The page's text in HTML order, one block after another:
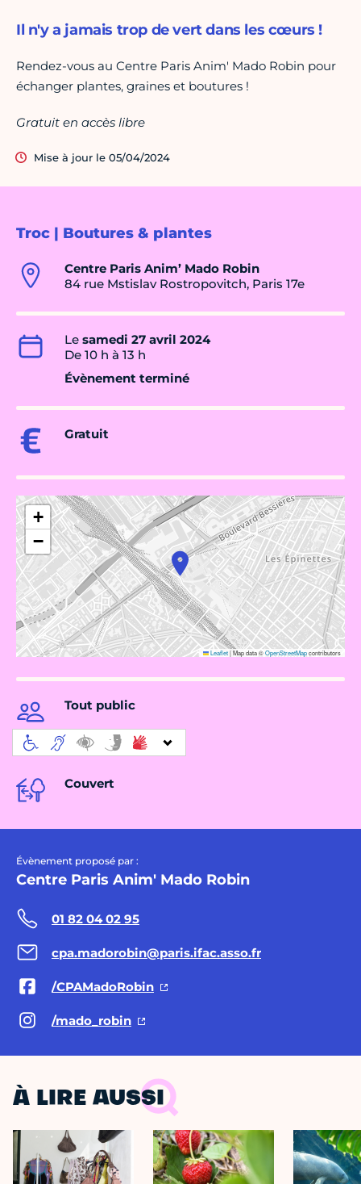
Troc | Boutures & plantes
Centre Paris Anim’ Mado Robin
84 rue Mstislav Rostropovitch, Paris 17e
Le samedi 27 avril 2024
De 10 h à 13 h
Évènement terminé
Gratuit
+
−
Leaflet|Map data ©OpenStreetMapcontributors
Tout public
Couvert
Évènement proposé par :
Centre Paris Anim' Mado Robin
01 82 04 02 95
cpa.madorobin@paris.ifac.asso.fr
/CPAMadoRobin
/mado_robin
Il n'y a jamais trop de vert dans les cœurs !
Rendez-vous au Centre Paris Anim' Mado Robin pour
échanger plantes, graines et boutures !
Gratuit en accès libre
Mise à jour le 05/04/2024
À LIRE AUSSI